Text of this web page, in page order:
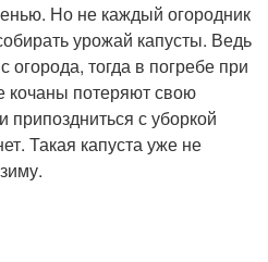
Но не каждый огородник
урожай капусты. Ведь
огорода, тогда в погребе при
кочаны потеряют свою
припоздниться с уборкой
Такая капуста уже не